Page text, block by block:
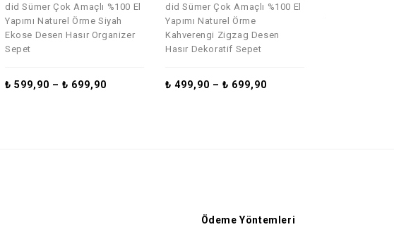
did Sümer Çok Amaçlı %100 El
Yapımı Naturel Örme Siyah
Ekose Desen Hasır Organizer
Sepet
₺ 599,90 – ₺ 699,90
did Sümer Çok Amaçlı %100 El
Yapımı Naturel Örme
Kahverengi Zigzag Desen
Hasır Dekoratif Sepet
₺ 499,90 – ₺ 699,90
Ödeme Yöntemleri